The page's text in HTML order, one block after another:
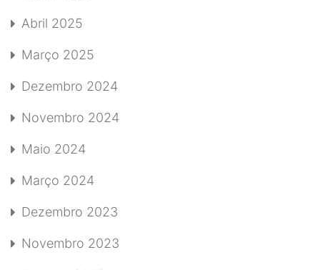
Abril 2025
Março 2025
Dezembro 2024
Novembro 2024
Maio 2024
Março 2024
Dezembro 2023
Novembro 2023